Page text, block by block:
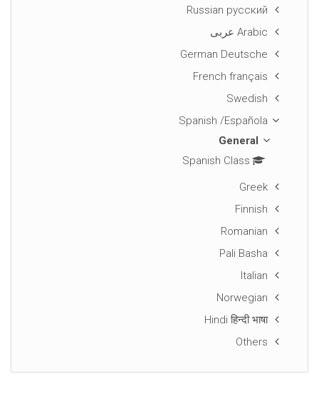
Russian русский
Arabic عربى
German Deutsche
French français
Swedish
Spanish /Española
General
Spanish Class
Greek
Finnish
Romanian
Pali Basha
Italian
Norwegian
Hindi हिन्दी भाषा
Others